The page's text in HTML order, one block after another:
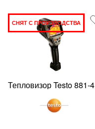
СНЯТ С ПРОИЗВОДСТВА
Тепловизор Testo 881-4